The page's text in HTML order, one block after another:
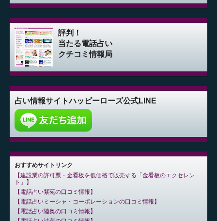
評判！
当たる電話占い
クチコミ情報局
占い情報サイトハッピーローズ公式LINE
おすすめサイトリンク
建設業の許可票・金看板を低価格で販売する「金看板のエクセレン
ト」
電話占い紫苑の口コミ情報
電話占いミーシャ・コーポレーションの口コミ情報
電話占い陸奥の口コミ情報